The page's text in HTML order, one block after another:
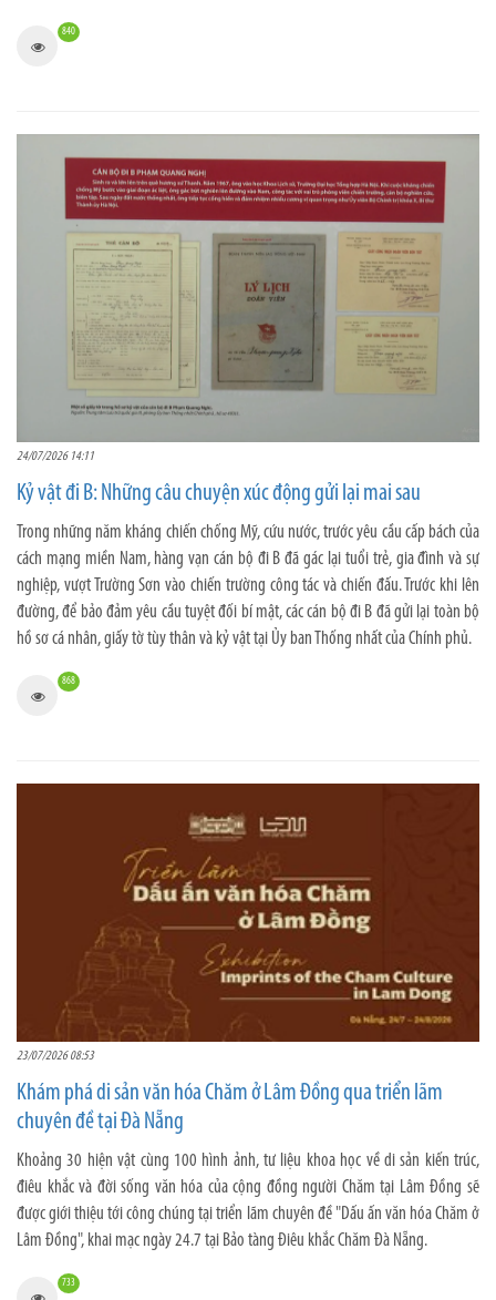
840
24/07/2026 14:11
Kỷ vật đi B: Những câu chuyện xúc động gửi lại mai sau
Trong những năm kháng chiến chống Mỹ, cứu nước, trước yêu cầu cấp bách của
cách mạng miền Nam, hàng vạn cán bộ đi B đã gác lại tuổi trẻ, gia đình và sự
nghiệp, vượt Trường Sơn vào chiến trường công tác và chiến đấu. Trước khi lên
đường, để bảo đảm yêu cầu tuyệt đối bí mật, các cán bộ đi B đã gửi lại toàn bộ
hồ sơ cá nhân, giấy tờ tùy thân và kỷ vật tại Ủy ban Thống nhất của Chính phủ.
868
23/07/2026 08:53
Khám phá di sản văn hóa Chăm ở Lâm Đồng qua triển lãm
chuyên đề tại Đà Nẵng
Khoảng 30 hiện vật cùng 100 hình ảnh, tư liệu khoa học về di sản kiến trúc,
điêu khắc và đời sống văn hóa của cộng đồng người Chăm tại Lâm Đồng sẽ
được giới thiệu tới công chúng tại triển lãm chuyên đề "Dấu ấn văn hóa Chăm ở
Lâm Đồng", khai mạc ngày 24.7 tại Bảo tàng Điêu khắc Chăm Đà Nẵng.
733